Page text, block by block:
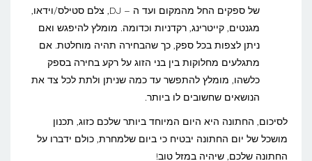
של ספקים החל מהמקום ועד ה – DJ, צלם סטילס/וידאו,
מגנטים, קייטרינג, רקדניות וכדומה. מומלץ להיפגש ואם
ניתן לצפות בכל ספק, כך שהבחירה תהיה מוחלטת. אם
מתגלעים מחלוקות בין בני הזוג על רקע בחירה בספק
כלשהו, מומלץ להתפשר עד כמה שניתן ולתת לכל צד את
הנושאים שחשובים לו ביותר.
לסיכום, החתונה היא היום המיוחד ביותר שלכם כזוג, תכנון
מושכל של יום החתונה יבטיח כי ביום שלמחרת, כולם ידברו על
החתונה שלכם, שיהיה במזל טוב!